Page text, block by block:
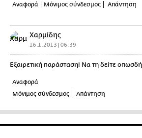
Αναφορά Μόνιμος σύνδεσμος Απάντηση
Χαρμίδης
16.1.2013 | 06:39
Εξαιρετική παράσταση! Να τη δείτε
Αναφορά
Μόνιμος σύνδεσμος
Απάντηση